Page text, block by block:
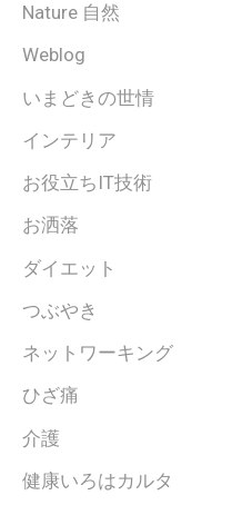
Nature 自然
Weblog
いまどきの世情
インテリア
お役立ちIT技術
お洒落
ダイエット
つぶやき
ネットワーキング
ひざ痛
介護
健康いろはカルタ